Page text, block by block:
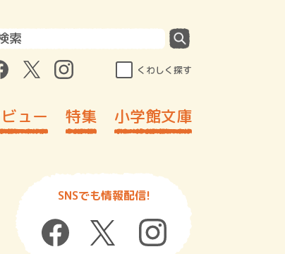
くわしく探す
ュー 特集 小学館文庫
SNSでも情報配信!